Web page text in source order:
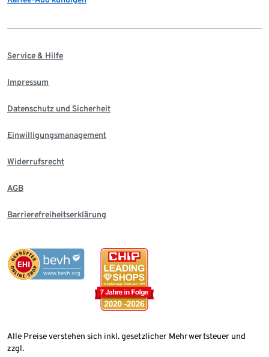
Service & Hilfe
Impressum
Datenschutz und Sicherheit
Einwilligungsmanagement
Widerrufsrecht
AGB
Barrierefreiheitserklärung
Alle Preise verstehen sich inkl. gesetzlicher Mehrwertsteuer und
zzgl.